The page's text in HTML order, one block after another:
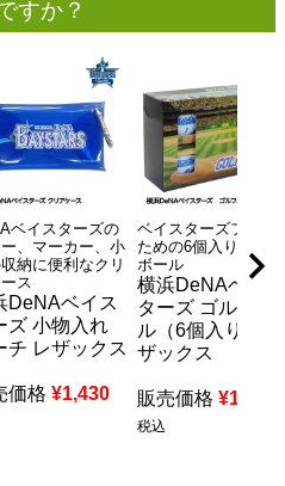
すか？
ベイスターズの
、マーカー、小
納に便利なクリ
ス
DeNAベイス
ズ 小物入れ
チ レザックス
価格 ¥1,430
ベイスターズファン
ための6個入りゴルフ
ボール
横浜DeNAベイス
ターズ ゴルフボ
ル（6個入り） レ
ザックス
販売価格 ¥1,540
税込